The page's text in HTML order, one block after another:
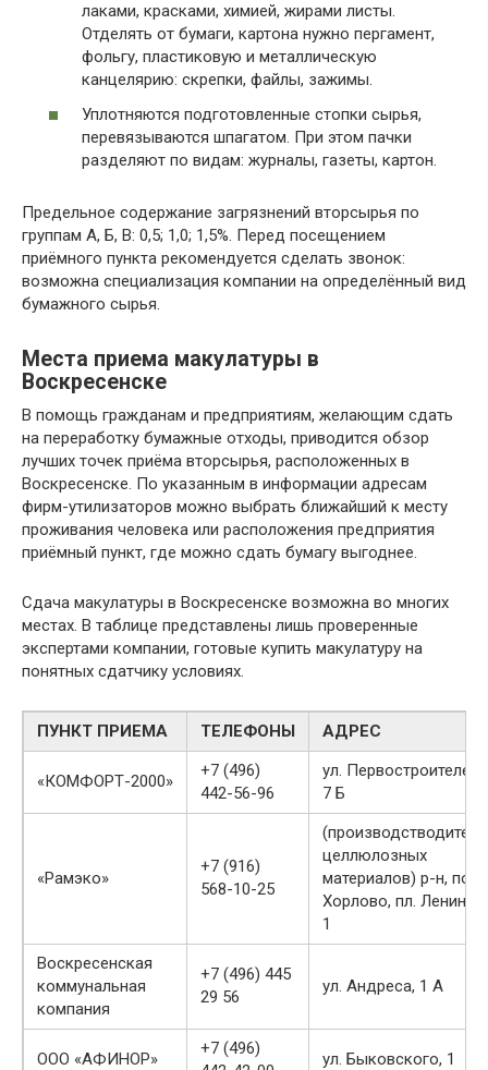
лаками, красками, химией, жирами листы.
Отделять от бумаги, картона нужно пергамент,
фольгу, пластиковую и металлическую
канцелярию: скрепки, файлы, зажимы.
Уплотняются подготовленные стопки сырья,
перевязываются шпагатом. При этом пачки
разделяют по видам: журналы, газеты, картон.
Предельное содержание загрязнений вторсырья по
группам А, Б, В: 0,5; 1,0; 1,5%. Перед посещением
приёмного пункта рекомендуется сделать звонок:
возможна специализация компании на определённый вид
бумажного сырья.
Места приема макулатуры в
Воскресенске
В помощь гражданам и предприятиям, желающим сдать
на переработку бумажные отходы, приводится обзор
лучших точек приёма вторсырья, расположенных в
Воскресенске. По указанным в информации адресам
фирм-утилизаторов можно выбрать ближайший к месту
проживания человека или расположения предприятия
приёмный пункт, где можно сдать бумагу выгоднее.
Сдача макулатуры в Воскресенске возможна во многих
местах. В таблице представлены лишь проверенные
экспертами компании, готовые купить макулатуру на
понятных сдатчику условиях.
ПУНКТ ПРИЕМА ТЕЛЕФОНЫ АДРЕС
«КОМФОРТ-2000»
+7 (496)
442-56-96
ул. Первостроителей,
7 Б
«Рамэко»
+7 (916)
568-10-25
(производстводитель
целлюлозных
материалов) р-н, пос.
Хорлово, пл. Ленина,
1
Воскресенская
коммунальная
компания
+7 (496) 445
29 56
ул. Андреса, 1 А
ООО «АФИНОР»
+7 (496)
ул. Быковского, 1